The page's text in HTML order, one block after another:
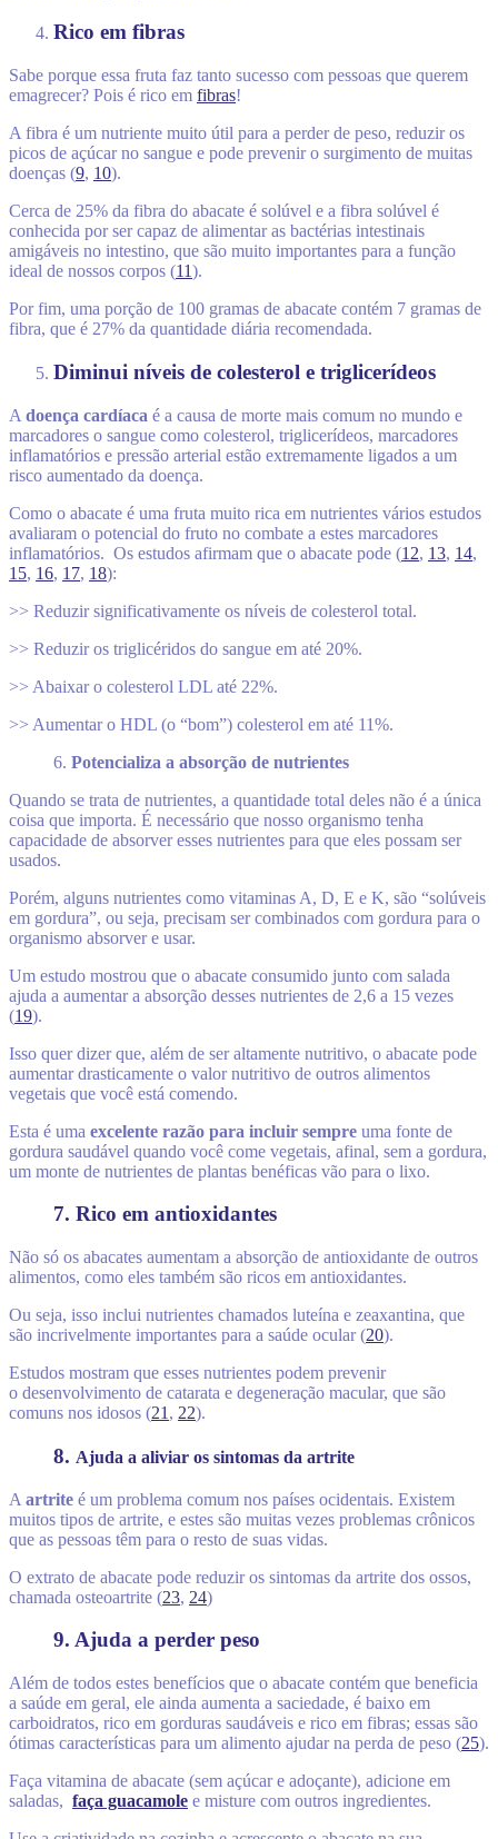
Rico em fibras
Sabe porque essa fruta faz tanto sucesso com pessoas que querem
emagrecer? Pois é rico em fibras!
A fibra é um nutriente muito útil para a perder de peso, reduzir os
picos de açúcar no sangue e pode prevenir o surgimento de muitas
doenças (9, 10).
Cerca de 25% da fibra do abacate é solúvel e a fibra solúvel é
conhecida por ser capaz de alimentar as bactérias intestinais
amigáveis no intestino, que são muito importantes para a função
ideal de nossos corpos (11).
Por fim, uma porção de 100 gramas de abacate contém 7 gramas de
fibra, que é 27% da quantidade diária recomendada.
Diminui níveis de colesterol e triglicerídeos
A doença cardíaca é a causa de morte mais comum no mundo e
marcadores o sangue como colesterol, triglicerídeos, marcadores
inflamatórios e pressão arterial estão extremamente ligados a um
risco aumentado da doença.
Como o abacate é uma fruta muito rica em nutrientes vários estudos
avaliaram o potencial do fruto no combate a estes marcadores
inflamatórios. Os estudos afirmam que o abacate pode (12, 13, 14,
15, 16, 17, 18):
>> Reduzir significativamente os níveis de colesterol total.
>> Reduzir os triglicéridos do sangue em até 20%.
>> Abaixar o colesterol LDL até 22%.
>> Aumentar o HDL (o “bom”) colesterol em até 11%.
6. Potencializa a absorção de nutrientes
Quando se trata de nutrientes, a quantidade total deles não é a única
coisa que importa. É necessário que nosso organismo tenha
capacidade de absorver esses nutrientes para que eles possam ser
usados.
Porém, alguns nutrientes como vitaminas A, D, E e K, são “solúveis
em gordura”, ou seja, precisam ser combinados com gordura para o
organismo absorver e usar.
Um estudo mostrou que o abacate consumido junto com salada
ajuda a aumentar a absorção desses nutrientes de 2,6 a 15 vezes
(19).
Isso quer dizer que, além de ser altamente nutritivo, o abacate pode
aumentar drasticamente o valor nutritivo de outros alimentos
vegetais que você está comendo.
Esta é uma excelente razão para incluir sempre uma fonte de
gordura saudável quando você come vegetais, afinal, sem a gordura,
um monte de nutrientes de plantas benéficas vão para o lixo.
7. Rico em antioxidantes
Não só os abacates aumentam a absorção de antioxidante de outros
alimentos, como eles também são ricos em antioxidantes.
Ou seja, isso inclui nutrientes chamados luteína e zeaxantina, que
são incrivelmente importantes para a saúde ocular (20).
Estudos mostram que esses nutrientes podem prevenir
o desenvolvimento de catarata e degeneração macular, que são
comuns nos idosos (21 , 22).
8. Ajuda a aliviar os sintomas da artrite
A artrite é um problema comum nos países ocidentais. Existem
muitos tipos de artrite, e estes são muitas vezes problemas crônicos
que as pessoas têm para o resto de suas vidas.
O extrato de abacate pode reduzir os sintomas da artrite dos ossos,
chamada osteoartrite (23, 24)
9. Ajuda a perder peso
Além de todos estes benefícios que o abacate contém que beneficia
a saúde em geral, ele ainda aumenta a saciedade, é baixo em
carboidratos, rico em gorduras saudáveis e rico em fibras; essas são
ótimas características para um alimento ajudar na perda de peso (25).
Faça vitamina de abacate (sem açúcar e adoçante), adicione em
saladas, faça guacamole e misture com outros ingredientes.